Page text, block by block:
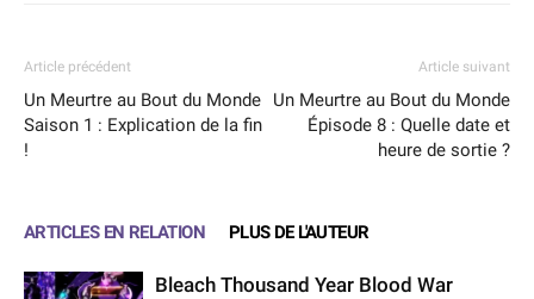
Article précédent
Un Meurtre au Bout du Monde
Saison 1 : Explication de la fin
!
Article suivant
Un Meurtre au Bout du Monde
Épisode 8 : Quelle date et
heure de sortie ?
ARTICLES EN RELATION PLUS DE L'AUTEUR
Bleach Thousand Year Blood War